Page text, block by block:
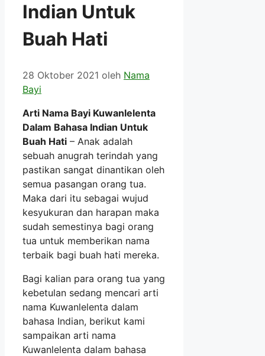
Indian Untuk
Buah Hati
28 Oktober 2021 oleh Nama
Bayi
Arti Nama Bayi Kuwanlelenta
Dalam Bahasa Indian Untuk
Buah Hati – Anak adalah
sebuah anugrah terindah yang
pastikan sangat dinantikan oleh
semua pasangan orang tua.
Maka dari itu sebagai wujud
kesyukuran dan harapan maka
sudah semestinya bagi orang
tua untuk memberikan nama
terbaik bagi buah hati mereka.
Bagi kalian para orang tua yang
kebetulan sedang mencari arti
nama Kuwanlelenta dalam
bahasa Indian, berikut kami
sampaikan arti nama
Kuwanlelenta dalam bahasa